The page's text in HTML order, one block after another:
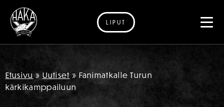
Siirry sisältöön
LIPUT
Etusivu » Uutiset » Fanimatkalle Turun
kärkikamppailuun